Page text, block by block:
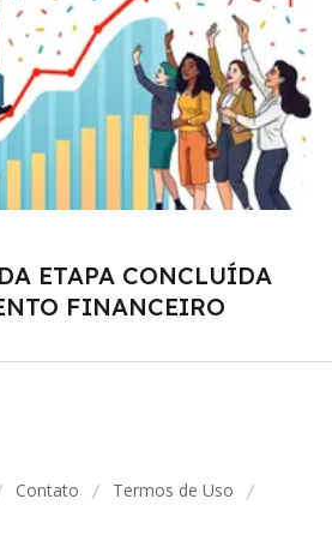
ETAPA CONCLUÍDA
FINANCEIRO
Contato / Termos de Uso /